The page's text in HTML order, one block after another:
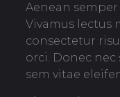
Aenean
Vivamus lectus
consectetur
orci. Donec nec
sem vitae